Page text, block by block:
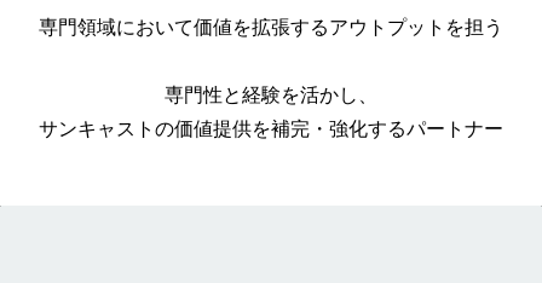
専門領域において価値を拡張するアウトプットを担う
専門性と経験を活かし、
サンキャストの価値提供を補完・強化するパートナー